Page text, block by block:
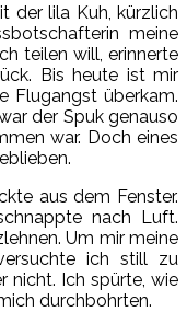
der lila Kuh, kürzlich
meine
teilen will, erinnerte
Bis heute ist mir
Flugangst überkam.
der Spuk genauso
war. Doch eines
aus dem Fenster.
nach Luft.
Um mir meine
ich still zu
nicht. Ich spürte, wie
durchbohrten.